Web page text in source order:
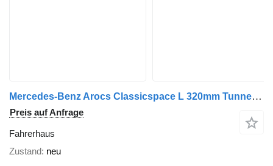
Mercedes-Benz Arocs Classicspace L 320mm Tunnel Fahrerhaus für Mercedes-Benz Arocs Classicspace L 320mm Tunnel LKW
Preis auf Anfrage
Fahrerhaus
Zustand neu